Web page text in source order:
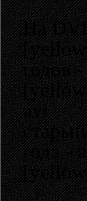
На
годов
avi
года -